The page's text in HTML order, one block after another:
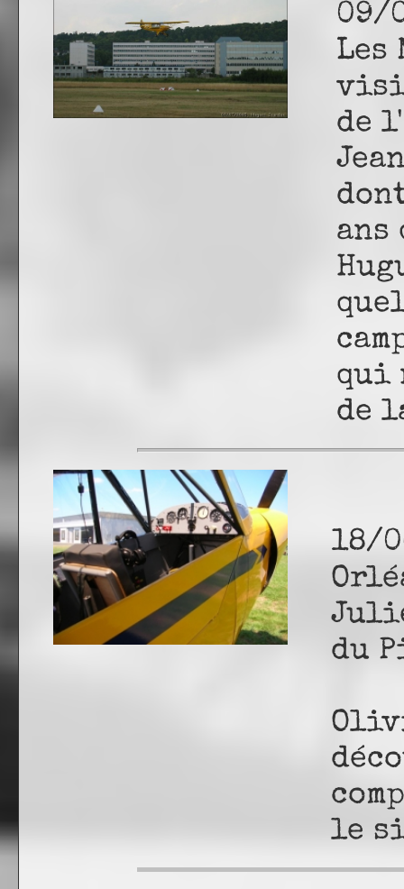
09/
Les
de
ans
qui
de
18/
du
le